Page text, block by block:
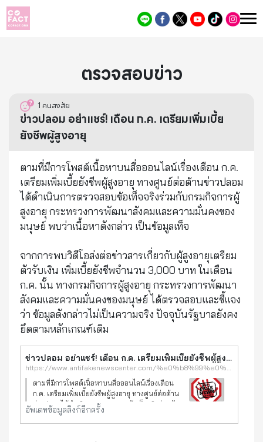
ตรวจสอบข่าว
1 คนสงสัย
ข่าวปลอม อย่าแชร์! เดือน ก.ค. เตรียมเพิ่มเบี้ย
ยังชีพผู้สูงอายุ
ตามที่มีการโพสต์เนื้อหาบนสื่อออนไลน์เรื่องเดือน ก.ค.
เตรียมเพิ่มเบี้ยยังชีพผู้สูงอายุ ทางศูนย์ต่อต้านข่าวปลอม
ได้ดำเนินการตรวจสอบข้อเท็จจริงร่วมกับกรมกิจการผู้
สูงอายุ กระทรวงการพัฒนาสังคมและความมั่นคงของ
มนุษย์ พบว่าเนื้อหาดังกล่าว เป็นข้อมูลเท็จ
จากการพบวิดีโอส่งต่อข่าวสารเกี่ยวกับผู้สูงอายุเตรียม
ตัวรับเงิน เพิ่มเบี้ยยังชีพจำนวน 3,000 บาท ในเดือน
ก.ค. นั้น ทางกรมกิจการผู้สูงอายุ กระทรวงการพัฒนา
สังคมและความมั่นคงของมนุษย์ ได้ตรวจสอบและชี้แจง
ว่า ข้อมูลดังกล่าวไม่เป็นความจริง ปัจจุบันรัฐบาลยังคง
ยึดตามหลักเกณฑ์เดิม
ข่าวปลอม อย่าแชร์! เดือน ก.ค. เตรียมเพิ่มเบี้ยยังชีพผู้สูงอายุ | ศูนย์ต่อต้านข่าวปลอม
https://www.antifakenewscenter.com/%e0%b8%99%e0%b9%82%e0%b8%a2%e0%b8%9a%e0%b8%b2%e0%b8%a2%e0%b8%a3%e0%b8%b1%e0%b8%90%e0%b8%9a%e0%b8%b2%e0%b8%a5-%e0%b8%82%e0%b9%88%e0%b8%b2%e0%b8%a7%e0%b8%aa%e0%b8%b2%e0%b8%a3/%e0%b8%82%e0%b9%88%e0%b8%b2%e0%b8%a7%e0%b8%9b%e0%b8%a5%e0%b8%ad%e0%b8%a1-%e0%b8%ad%e0%b8%a2%e0%b9%88%e0%b8%b2%e0%b9%81%e0%b8%8a%e0%b8%a3%e0%b9%8c-%e0%b9%80%e0%b8%94%e0%b8%b7%e0%b8%ad%e0%b8%99-%e0%b8%81-%e0%b8%84-%e0%b9%80%e0%b8%95%e0%b8%a3%e0%b8%b5%e0%b8%a2%e0%b8%a1%e0%b9%80%e0%b8%9e%e0%b8%b4%e0%b9%88%e0%b8%a1%e0%b9%80%e0%b8%9a%e0%b8%b5%e0%b9%89%e0%b8%a2%e0%b8%a2%e0%b8%b1%e0%b8%87%e0%b8%8a%e0%b8%b5%e0%b8%9e%e0%b8%9c%e0%b8%b9%e0%b9%89%e0%b8%aa%e0%b8%b9%e0%b8%87%e0%b8%ad%e0%b8%b2%e0%b8%a2%e0%b8%b8/
ตามที่มีการโพสต์เนื้อหาบนสื่อออนไลน์เรื่องเดือน
ก.ค. เตรียมเพิ่มเบี้ยยังชีพผู้สูงอายุ ทางศูนย์ต่อต้าน
ข่าวปลอมได้ดำเนินการตรวจสอบข้อเท็จจริงร่วมกับ
กรมกิจการผู้สูงอายุ กระทรวงการพัฒนาสังคมและ
ความมั่นคงข
อัพเดทข้อมูลลิงก์อีกครั้ง